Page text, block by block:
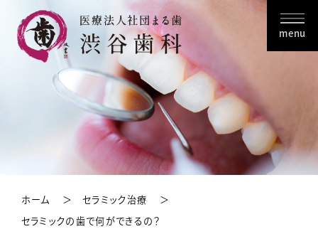
ホーム
セラミック治療
セラミックの歯で何ができるの？
menu